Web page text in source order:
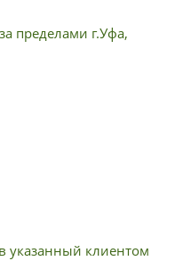
пределами г.Уфа,
указанный клиентом